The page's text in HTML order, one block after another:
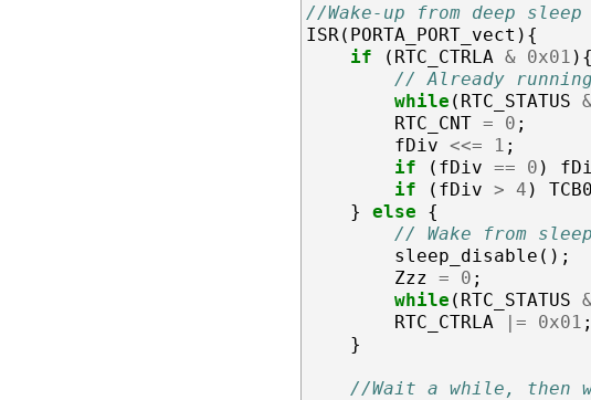
//Wake-up from deep
ISR( PORTA_PORT_vect ){
if
( RTC_CTRLA & 0x01 ){
// Already
while ( RTC_STATUS
RTC_CNT = 0 ;
fDiv <<= 1 ;
if
( fDiv == 0 )
if
( fDiv > 4 )
}
else
{
// Wake from sleep
sleep_disable ();
Zzz = 0 ;
while ( RTC_STATUS
RTC_CTRLA
|= 0x01 ;
}
//Wait a while, then